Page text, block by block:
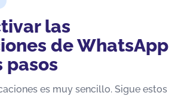
las
de WhatsApp
pasos
es muy sencillo. Sigue estos